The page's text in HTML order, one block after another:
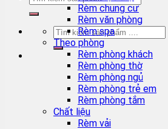
Rèm chung cư
Rèm văn phòng
Rèm spa
Theo phòng
Rèm phòng khách
Rèm phòng thờ
Rèm phòng ngủ
Rèm phòng trẻ em
Rèm phòng tắm
Chất liệu
Rèm vải